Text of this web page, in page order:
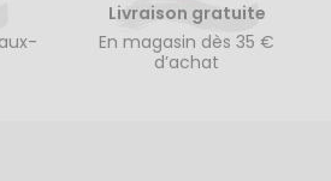
Livraison gratuite
En magasin dès 35 €
d’achat